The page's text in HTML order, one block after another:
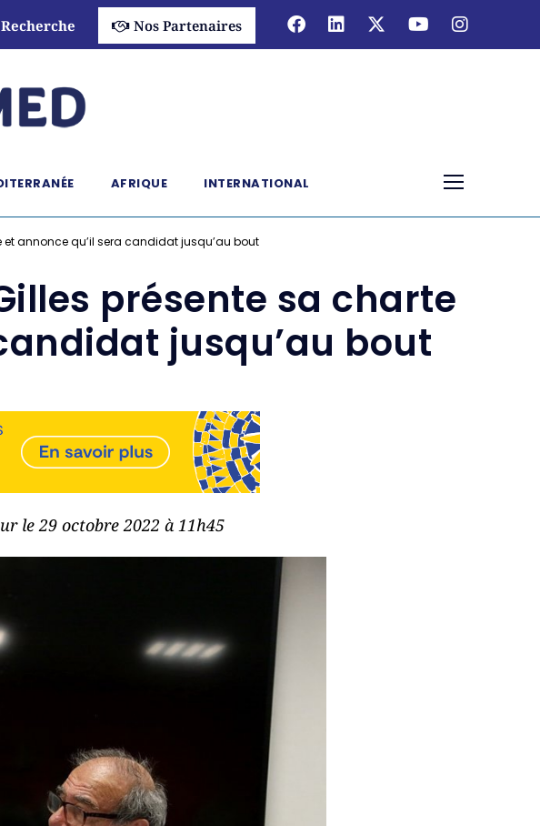
Recherche Nos Partenaires
AFRIQUE INTERNATIONAL
et annonce qu’il sera candidat jusqu’au bout
présente sa charte
jusqu’au bout
le 29 octobre 2022 à 11h45